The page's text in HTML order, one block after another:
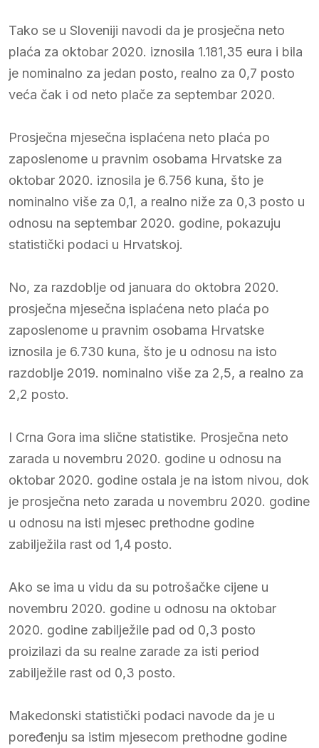
Tako se u Sloveniji navodi da je prosječna neto
plaća za oktobar 2020. iznosila 1.181,35 eura i bila
je nominalno za jedan posto, realno za 0,7 posto
veća čak i od neto plače za septembar 2020.
Prosječna mjesečna isplaćena neto plaća po
zaposlenome u pravnim osobama Hrvatske za
oktobar 2020. iznosila je 6.756 kuna, što je
nominalno više za 0,1, a realno niže za 0,3 posto u
odnosu na septembar 2020. godine, pokazuju
statistički podaci u Hrvatskoj.
No, za razdoblje od januara do oktobra 2020.
prosječna mjesečna isplaćena neto plaća po
zaposlenome u pravnim osobama Hrvatske
iznosila je 6.730 kuna, što je u odnosu na isto
razdoblje 2019. nominalno više za 2,5, a realno za
2,2 posto.
I Crna Gora ima slične statistike. Prosječna neto
zarada u novembru 2020. godine u odnosu na
oktobar 2020. godine ostala je na istom nivou, dok
je prosječna neto zarada u novembru 2020. godine
u odnosu na isti mjesec prethodne godine
zabilježila rast od 1,4 posto.
Ako se ima u vidu da su potrošačke cijene u
novembru 2020. godine u odnosu na oktobar
2020. godine zabilježile pad od 0,3 posto
proizilazi da su realne zarade za isti period
zabilježile rast od 0,3 posto.
Makedonski statistički podaci navode da je u
poređenju sa istim mjesecom prethodne godine